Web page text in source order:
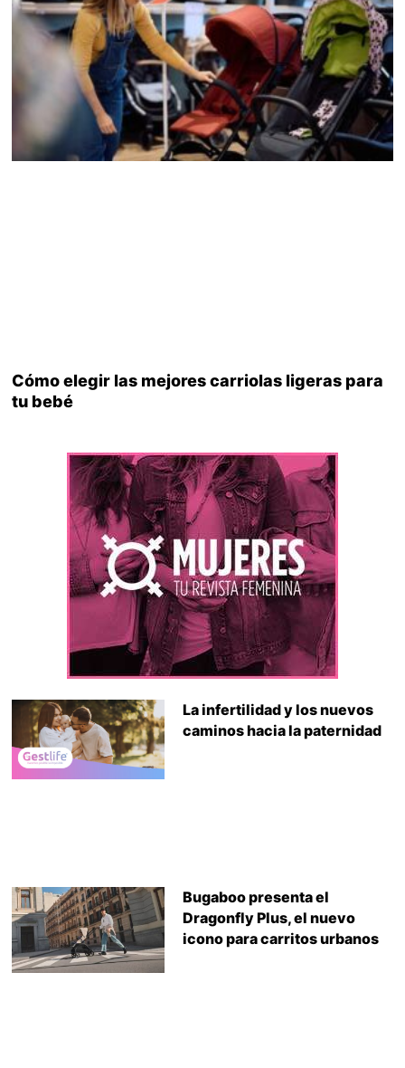
Cómo elegir las mejores carriolas ligeras para
tu bebé
La infertilidad y los nuevos
caminos hacia la paternidad
Bugaboo presenta el
Dragonfly Plus, el nuevo
icono para carritos urbanos